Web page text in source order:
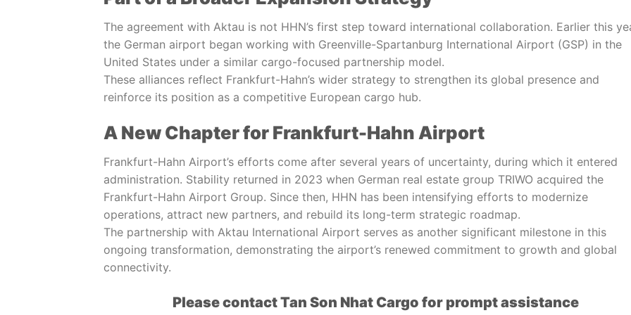
The agreement with Aktau is not HHN’s first step toward international collaboration. Earlier this
the German airport began working with Greenville-Spartanburg International Airport (GSP) in the
United States under a similar cargo-focused partnership model.
These alliances reflect Frankfurt-Hahn’s wider strategy to strengthen its global presence and
reinforce its position as a competitive European cargo hub.
A New Chapter for Frankfurt-Hahn Airport
Frankfurt-Hahn Airport’s efforts come after several years of uncertainty, during which it entered
administration. Stability returned in 2023 when German real estate group TRIWO acquired the
Frankfurt-Hahn Airport Group. Since then, HHN has been intensifying efforts to modernize
operations, attract new partners, and rebuild its long-term strategic roadmap.
The partnership with Aktau International Airport serves as another significant milestone in this
ongoing transformation, demonstrating the airport’s renewed commitment to growth and global
connectivity.
Please contact Tan Son Nhat Cargo for prompt assistance